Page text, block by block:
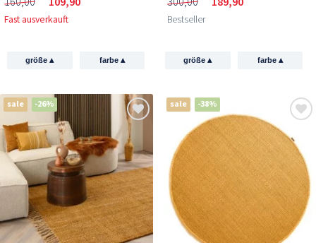
Fast ausverkauft
größe▴ farbe ▴
Bestseller
größe▴ farbe ▴
sale -26% sale -38%